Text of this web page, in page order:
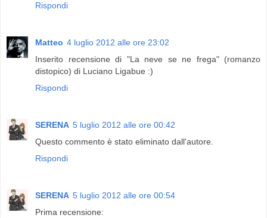
Rispondi
Matteo 4 luglio 2012 alle ore 23:02
Inserito recensione di "La neve se ne frega" (romanzo
distopico) di Luciano Ligabue :)
Rispondi
SERENA 5 luglio 2012 alle ore 00:42
Questo commento è stato eliminato dall'autore.
Rispondi
SERENA 5 luglio 2012 alle ore 00:54
Prima recensione: